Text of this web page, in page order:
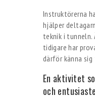
Instruktörerna
hjälper
teknik i tunneln.
tidigare har
därför känna sig
En aktivitet
och